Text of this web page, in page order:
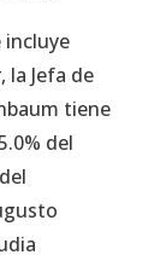
incluye
Jefa de
tiene
del